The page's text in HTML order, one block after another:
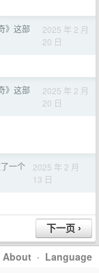
》这部
2025 年 2 月
20 日
》这部
2025 年 2 月
20 日
一个
2025 年 2 月
13 日
About · Language